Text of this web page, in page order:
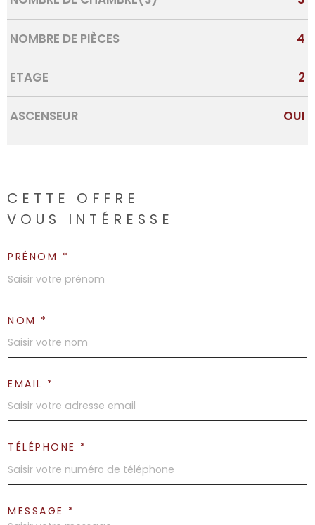
NOMBRE DE PIÈCES 4
ETAGE 2
ASCENSEUR OUI
CETTE OFFRE
VOUS INTÉRESSE
PRÉNOM *
NOM *
EMAIL *
TÉLÉPHONE *
MESSAGE *